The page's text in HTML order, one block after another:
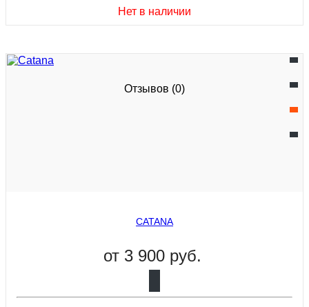
Нет в наличии
Отзывов (0)
CATANA
от 3 900 руб.